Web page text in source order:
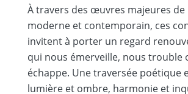
À travers des œuvres majeures de
moderne et contemporain, ces
invitent à porter un regard
qui nous émerveille, nous trouble
échappe. Une traversée poétique
lumière et ombre, harmonie et